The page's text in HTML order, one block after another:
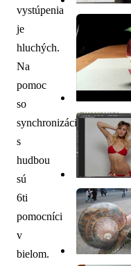
vystúpenia
je
hluchých.
Na
pomoc
so
synchronizáciou
s
hudbou
sú
6ti
pomocníci
v
bielom.